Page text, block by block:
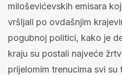
miloševićevskih emisara
vršljali po ovdašnjim
pogubnoj politici, kako je
kraju su postali najveće
prijelomim trenucima svi su